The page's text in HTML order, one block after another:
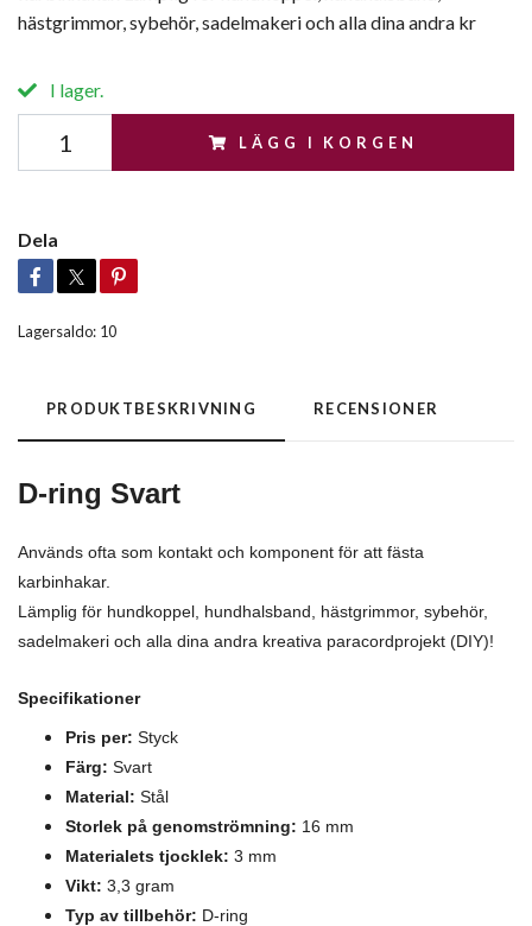
hästgrimmor, sybehör, sadelmakeri och alla dina andra kr
I lager.
LÄGG I KORGEN
Dela
Lagersaldo: 10
PRODUKTBESKRIVNING RECENSIONER
D-ring Svart
Används ofta som kontakt och komponent för att fästa
karbinhakar.
Lämplig för hundkoppel, hundhalsband, hästgrimmor, sybehör,
sadelmakeri och alla dina andra kreativa paracordprojekt (DIY)!
Specifikationer
Pris per: Styck
Färg: Svart
Material: Stål
Storlek på genomströmning: 16 mm
Materialets tjocklek: 3 mm
Vikt: 3,3 gram
Typ av tillbehör: D-ring